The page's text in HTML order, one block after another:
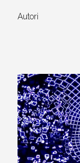
Autori